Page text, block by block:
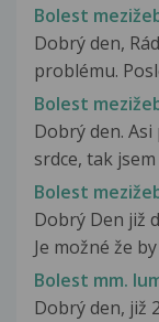
Bolest
Dobrý den,
problému.
Bolest
Dobrý den.
srdce, tak
Bolest
Dobrý Den již
Je možné že
Bolest mm.
Dobrý den, již